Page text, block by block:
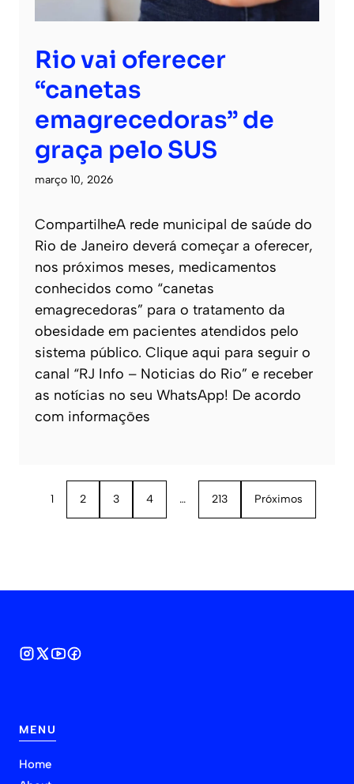
Rio vai oferecer
“canetas
emagrecedoras” de
graça pelo SUS
março 10, 2026
CompartilheA rede municipal de saúde do
Rio de Janeiro deverá começar a oferecer,
nos próximos meses, medicamentos
conhecidos como “canetas
emagrecedoras” para o tratamento da
obesidade em pacientes atendidos pelo
sistema público. Clique aqui para seguir o
canal “RJ Info – Noticias do Rio” e receber
as notícias no seu WhatsApp! De acordo
com informações
1 2 3 4 … 213 Próximos
MENU
Home